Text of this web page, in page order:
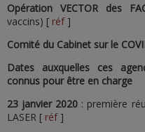
Opération VECTOR des
vaccins) [ réf]
Comité du Cabinet sur le
Dates auxquelles ces
connus pour être en charge
23 janvier 2020 : première
LASER [ réf]